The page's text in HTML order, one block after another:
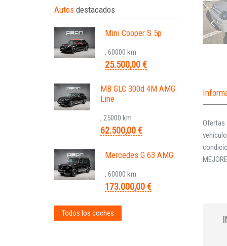
Ofertas
Autos destacados
Mini Cooper S 5p
, 60000 km
25.500,00 €
MB GLC 300d 4M AMG
Line
, 25000 km
62.500,00 €
Mercedes G 63 AMG
, 60000 km
173.000,00 €
Todos los coches